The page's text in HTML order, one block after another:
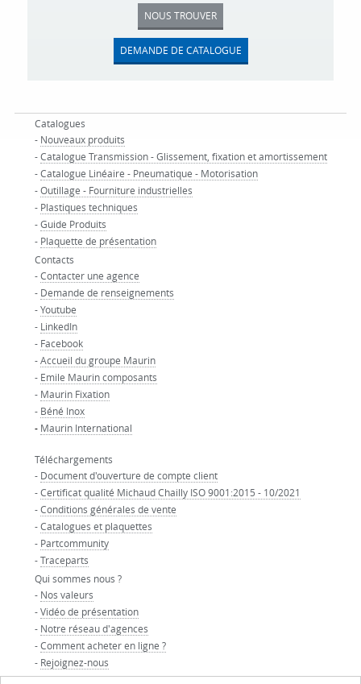
NOUS TROUVER
DEMANDE DE CATALOGUE
Catalogues
- Nouveaux produits
-Catalogue Transmission - Glissement, fixation et amortissement
-Catalogue Linéaire - Pneumatique - Motorisation
-Outillage - Fourniture industrielles
- Plastiques techniques
-Guide Produits
- Plaquette de présentation
Contacts
-Contacter une agence
- Demande de renseignements
-Youtube
- LinkedIn
- Facebook
-Accueil du groupe Maurin
- Emile Maurin composants
- Maurin Fixation
- Béné Inox
- Maurin International
Téléchargements
- Document d'ouverture de compte client
-Certificat qualité Michaud Chailly ISO 9001:2015 - 10/2021
-Conditions générales de vente
-Catalogues et plaquettes
- Partcommunity
-Traceparts
Qui sommes nous ?
- Nos valeurs
-Vidéo de présentation
- Notre réseau d'agences
-Comment acheter en ligne ?
- Rejoignez-nous
-Nos partenaires